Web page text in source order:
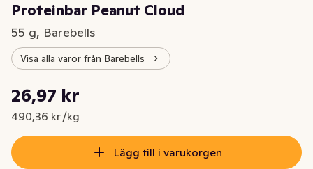
Proteinbar Peanut Cloud
55 g, Barebells
Visa alla varor från Barebells
Nuvarande pris är: 26,97 kr
26,97 kr
490,36 kr /kg
Styckpris: 490,36 kr /kg
Lägg till i varukorgen